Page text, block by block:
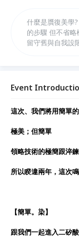
什麼是贋復美學
的步驟 但不省
留守舊與自我設
Event
這次、我們將用簡單
極美；但簡單
領略技術的極簡跟淬
所以睽違兩年，這次
【簡單。染】
跟我們一起進入二矽